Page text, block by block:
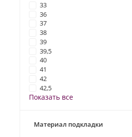
33
36
37
38
39
39,5
40
41
42
42,5
Показать все
Материал подкладки